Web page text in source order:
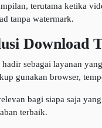
terutama ketika
tanpa watermark.
Download
hadir sebagai layanan
gunakan browser,
bagi siapa saja
terbaik.